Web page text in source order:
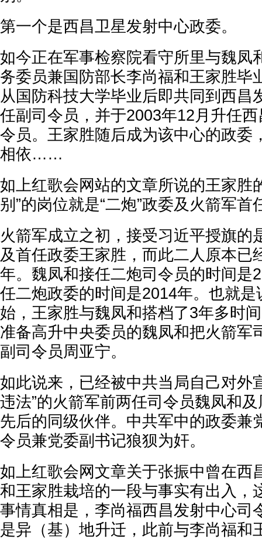
第一个是西昌卫星发射中心政委。
如今正在军事检察院看守所里与魏凤
务委员兼国防部长李尚福和王家胜毕
从国防科技大学毕业后即共同到西昌
任副司令员，并于2003年12月升任
令员。王家胜随后成为该中心的政委
相依……
如上红歌会网站的文章所说的王家胜
别”的岗位就是“二炮”政委及火箭军首
火箭军成立之初，接受习近平授旗的
及首任政委王家胜，而此二人原本已
年。魏凤和接任二炮司令员的时间是
任二炮政委的时间是2014年。也就是
始，王家胜与魏凤和搭档了3年多时
准备高升中央委员的魏凤和把火箭军
副司令员周亚宁。
如此说来，已经被中共当局自己对外
违法”的火箭军前两任司令员魏凤和
先后的同级伙伴。中共军中的政委兼
令员兼党委副书记狼狈为奸。
如上红歌会网文章关于张振中曾在西
和王家胜栽培的一段与事实有出入，
事情真相是，李尚福西昌发射中心司
是异（基）地升迁，此前与李尚福和